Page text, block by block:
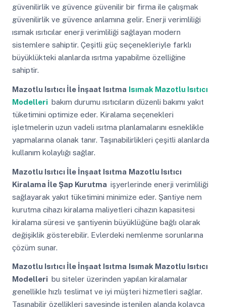
güvenilirlik ve güvence güvenilir bir firma ile çalışmak
güvenilirlik ve güvence anlamına gelir. Enerji verimliliği
ısımak ısıtıcılar enerji verimliliği sağlayan modern
sistemlere sahiptir. Çeşitli güç seçenekleriyle farklı
büyüklükteki alanlarda ısıtma yapabilme özelliğine
sahiptir.
Mazotlu Isıtıcı İle İnşaat Isıtma Isımak Mazotlu Isıtıcı
Modelleri bakım durumu ısıtıcıların düzenli bakımı yakıt
tüketimini optimize eder. Kiralama seçenekleri
işletmelerin uzun vadeli ısıtma planlamalarını esneklikle
yapmalarına olanak tanır. Taşınabilirlikleri çeşitli alanlarda
kullanım kolaylığı sağlar.
Mazotlu Isıtıcı İle İnşaat Isıtma Mazotlu Isıtıcı
Kiralama İle Şap Kurutma işyerlerinde enerji verimliliği
sağlayarak yakıt tüketimini minimize eder. Şantiye nem
kurutma cihazı kiralama maliyetleri cihazın kapasitesi
kiralama süresi ve şantiyenin büyüklüğüne bağlı olarak
değişiklik gösterebilir. Evlerdeki nemlenme sorunlarına
çözüm sunar.
Mazotlu Isıtıcı İle İnşaat Isıtma Isımak Mazotlu Isıtıcı
Modelleri bu siteler üzerinden yapılan kiralamalar
genellikle hızlı teslimat ve iyi müşteri hizmetleri sağlar.
Taşınabilir özellikleri sayesinde istenilen alanda kolayca